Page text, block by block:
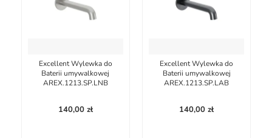
Excellent Wylewka do
Baterii umywalkowej
AREX.1213.SP.LNB
140,00 zł
Excellent Wylewka do
Baterii umywalkowej
AREX.1213.SP.LAB
140,00 zł